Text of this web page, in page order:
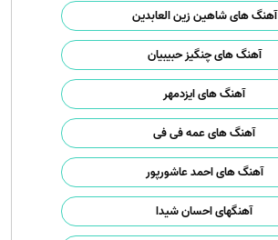
آهنگ های شاهین زین العابدین
آهنگ های چنگیز حبیبیان
آهنگ های ایزدمهر
آهنگ های عمه فی فی
آهنگ های احمد عاشورپور
آهنگهای احسان شیدا